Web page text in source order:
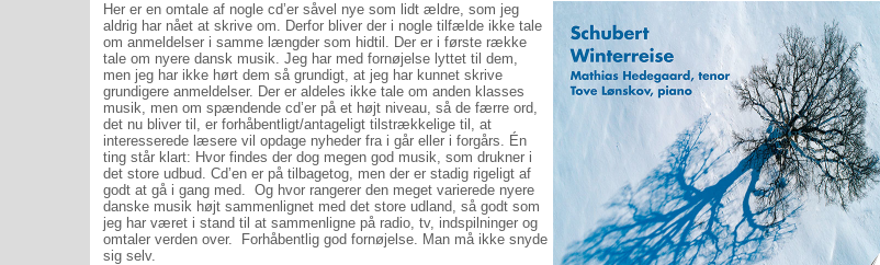
Her er en omtale af nogle cd’er såvel nye som lidt ældre, som jeg
aldrig har nået at skrive om. Derfor bliver der i nogle tilfælde ikke tale
om anmeldelser i samme længder som hidtil. Der er i første række
tale om nyere dansk musik. Jeg har med fornøjelse lyttet til dem,
men jeg har ikke hørt dem så grundigt, at jeg har kunnet skrive
grundigere anmeldelser. Der er aldeles ikke tale om anden klasses
musik, men om spændende cd’er på et højt niveau, så de færre ord,
det nu bliver til, er forhåbentligt/antageligt tilstrækkelige til, at
interesserede læsere vil opdage nyheder fra i går eller i forgårs. Én
ting står klart: Hvor findes der dog megen god musik, som drukner i
det store udbud. Cd’en er på tilbagetog, men der er stadig rigeligt af
godt at gå i gang med. Og hvor rangerer den meget varierede nyere
danske musik højt sammenlignet med det store udland, så godt som
jeg har været i stand til at sammenligne på radio, tv, indspilninger og
omtaler verden over.
Forhåbentlig god fornøjelse. Man må ikke snyde
sig selv.